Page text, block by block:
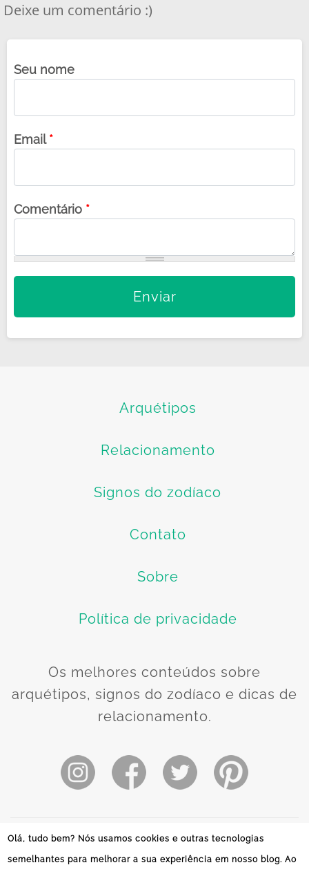
Olá, tudo bem? Nós usamos cookies e outras tecnologias
semelhantes para melhorar a sua experiência em nosso blog. Ao
Deixe um comentário :)
Seu nome
Email*
Comentário *
Arquétipos
Relacionamento
Signos do zodíaco
Contato
Sobre
Política de privacidade
Os melhores conteúdos sobre
arquétipos, signos do zodíaco e dicas de
relacionamento.
O uso deste site está sujeito aos termos e
condições dosTermos e Política de privacidade.